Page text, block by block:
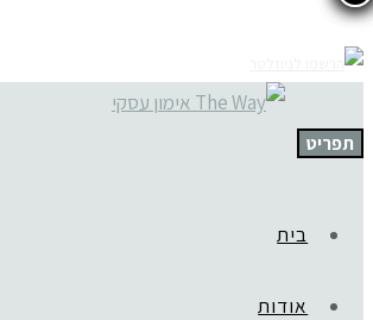
תפריט
בית
אודות